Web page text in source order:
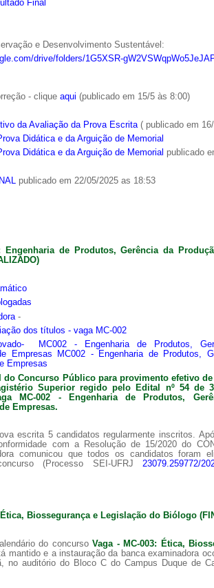
Final
e Desenvolvimento Sustentável:
drive/folders/1G5XSR-
- clique aqui (publicado em 15/5 às 8:00)
da Avaliação da Prova Escrita( publicado em
Didática e da Arguição de Memorial
Didática e da Arguição de Memorial publicado
publicado em 22/05/2025 as 18:53
Engenharia de Produtos, Gerência da
-
dos títulos - vaga MC-002
MC002 - Engenharia de Produtos,
Empresas MC002 - Engenharia de Produtos,
Empresas
do Concurso Público para provimento efetivo
Superior regido pelo Edital nº 54 de
MC-002 -
Engenharia de Produtos,
Empresas.
escrita 5 candidatos regularmente inscritos.
com a Resolução de 15/2020 do
comunicou que todos os candidatos foram
(Processo SEI-UFRJ23079.259772/
Ética, Biossegurança e Legislação do Biólogo
do concursoVaga - MC-003: Ética,
mantido e a instauração da banca examinadora
no auditório do Bloco C do Campus Duque de